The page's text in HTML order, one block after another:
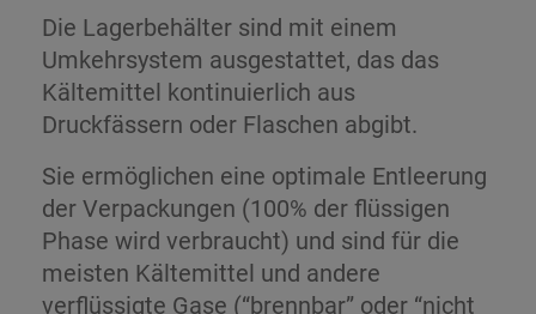
Die Lagerbehälter sind mit einem
Umkehrsystem ausgestattet, das das
Kältemittel kontinuierlich aus
Druckfässern oder Flaschen abgibt.
Sie ermöglichen eine optimale Entleerung
der Verpackungen (100% der flüssigen
Phase wird verbraucht) und sind für die
meisten Kältemittel und andere
verflüssigte Gase (“brennbar” oder “nicht